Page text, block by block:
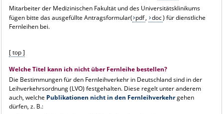
Mitarbeiter der Medizinischen Fakultät und des Universitätsklinikums
fügen bitte das ausgefüllte Antragsformular( pdf, doc) für dienstliche
Fernleihen bei.
[ top ]
Welche Titel kann ich nicht über Fernleihe bestellen?
Die Bestimmungen für den Fernleihverkehr in Deutschland sind in der
Leihverkehrsordnung (LVO) festgehalten. Diese regelt unter anderem
auch, welche Publikationen nicht in den Fernleihverkehrgehen
dürfen, z. B.: